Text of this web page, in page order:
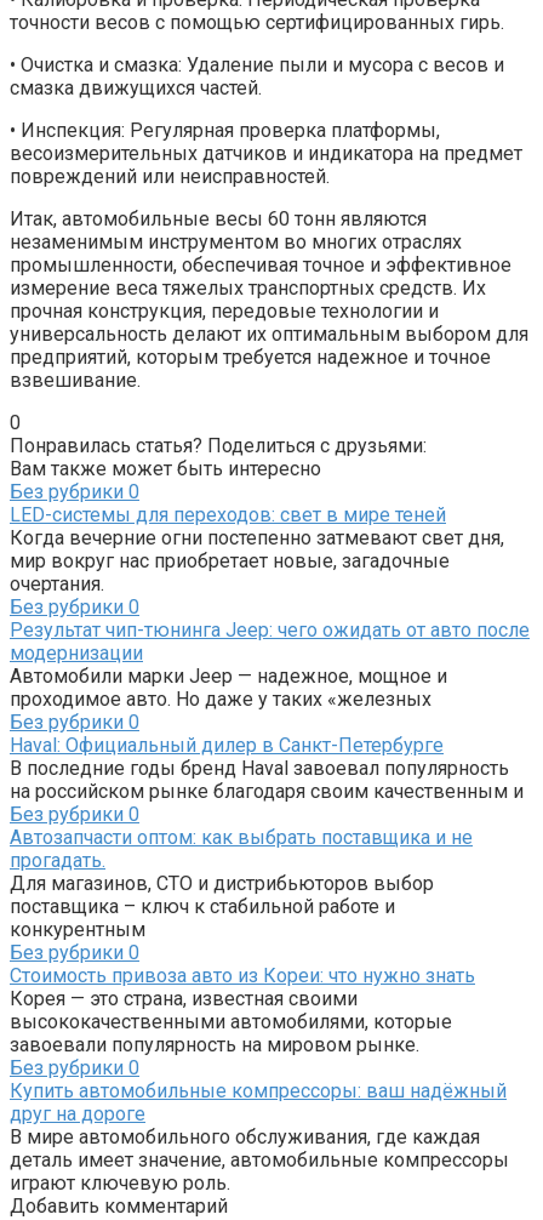
точности весов с помощью сертифицированных гирь.
• Очистка и смазка: Удаление пыли и мусора с весов и
смазка движущихся частей.
• Инспекция: Регулярная проверка платформы,
весоизмерительных датчиков и индикатора на предмет
повреждений или неисправностей.
Итак, автомобильные весы 60 тонн являются
незаменимым инструментом во многих отраслях
промышленности, обеспечивая точное и эффективное
измерение веса тяжелых транспортных средств. Их
прочная конструкция, передовые технологии и
универсальность делают их оптимальным выбором для
предприятий, которым требуется надежное и точное
взвешивание.
0
Понравилась статья? Поделиться с друзьями:
Вам также может быть интересно
Без рубрики 0
LED-системы для переходов: свет в мире теней
Когда вечерние огни постепенно затмевают свет дня,
мир вокруг нас приобретает новые, загадочные
очертания.
Без рубрики 0
Результат чип-тюнинга Jeep: чего ожидать от авто после
модернизации
Автомобили марки Jeep — надежное, мощное и
проходимое авто. Но даже у таких «железных
Без рубрики 0
Haval: Официальный дилер в Санкт-Петербурге
В последние годы бренд Haval завоевал популярность
на российском рынке благодаря своим качественным и
Без рубрики 0
Автозапчасти оптом: как выбрать поставщика и не
прогадать.
Для магазинов, СТО и дистрибьюторов выбор
поставщика – ключ к стабильной работе и
конкурентным
Без рубрики 0
Стоимость привоза авто из Кореи: что нужно знать
Корея — это страна, известная своими
высококачественными автомобилями, которые
завоевали популярность на мировом рынке.
Без рубрики 0
Купить автомобильные компрессоры: ваш надёжный
друг на дороге
В мире автомобильного обслуживания, где каждая
деталь имеет значение, автомобильные компрессоры
играют ключевую роль.
Добавить комментарий